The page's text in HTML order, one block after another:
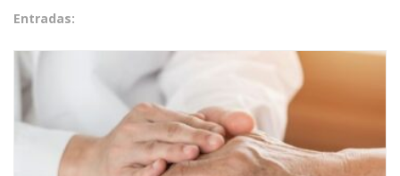
Entradas: